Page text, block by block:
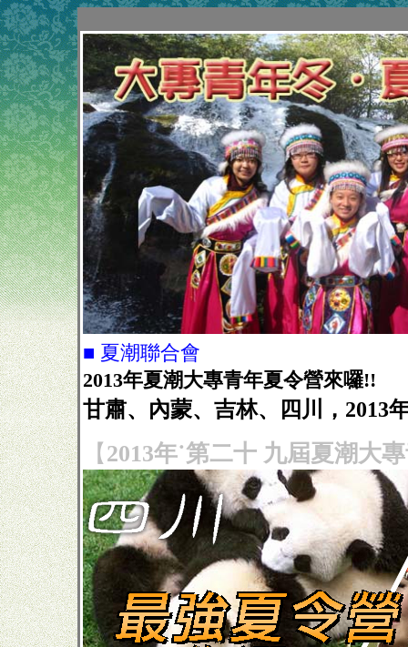
■ 夏潮聯合會
2013年夏潮大專青年夏令營來囉!!
甘肅、內蒙、吉林、四川，2013
【 2013年˙第二十 九屆夏潮大